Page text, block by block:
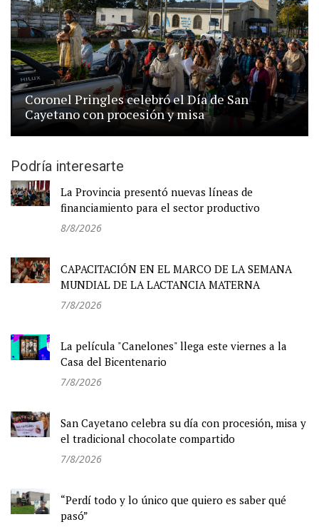
Coronel Pringles celebró el Día de San
Cayetano con procesión y misa
Podría interesarte
La Provincia presentó nuevas líneas de
financiamiento para el sector productivo
8/8/2026
CAPACITACIÓN EN EL MARCO DE LA SEMANA
MUNDIAL DE LA LACTANCIA MATERNA
7/8/2026
La película "Canelones" llega este viernes a la
Casa del Bicentenario
7/8/2026
San Cayetano celebra su día con procesión, misa y
el tradicional chocolate compartido
7/8/2026
“Perdí todo y lo único que quiero es saber qué
pasó”